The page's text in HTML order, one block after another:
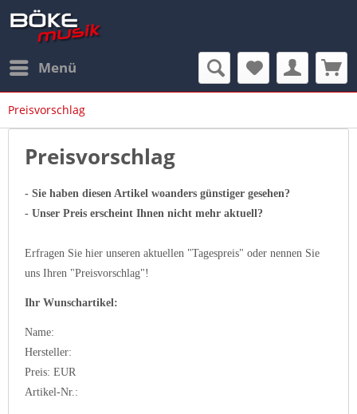
Menü
Preisvorschlag
Preisvorschlag
- Sie haben diesen Artikel woanders günstiger gesehen?
- Unser Preis erscheint Ihnen nicht mehr aktuell?
Erfragen Sie hier unseren aktuellen "Tagespreis" oder nennen Sie
uns Ihren "Preisvorschlag"!
Ihr Wunschartikel:
Name:
Hersteller:
Preis: EUR
Artikel-Nr.: